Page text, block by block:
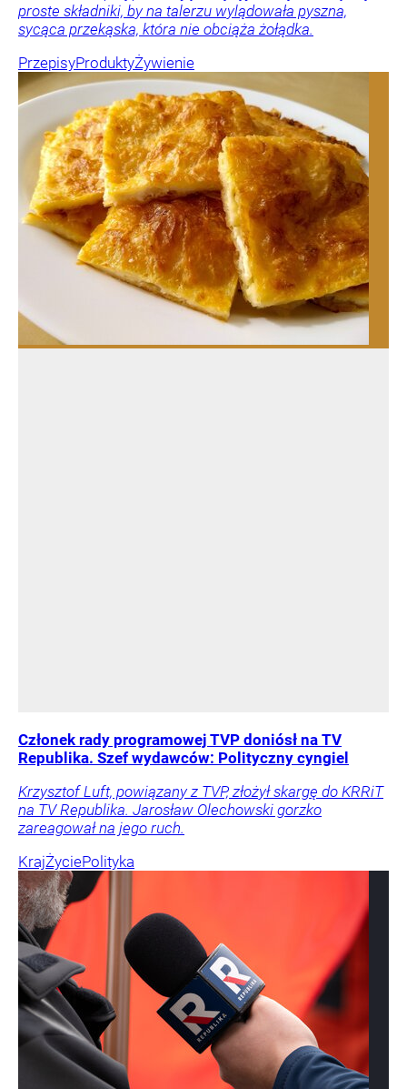
proste składniki, by na talerzu wylądowała pyszna,
sycąca przekąska, która nie obciąża żołądka.
PrzepisyProduktyŻywienie
Członek rady programowej TVP doniósł na TV
Republika. Szef wydawców: Polityczny cyngiel
Krzysztof Luft, powiązany z TVP, złożył skargę do KRRiT
na TV Republika. Jarosław Olechowski gorzko
zareagował na jego ruch.
KrajŻyciePolityka